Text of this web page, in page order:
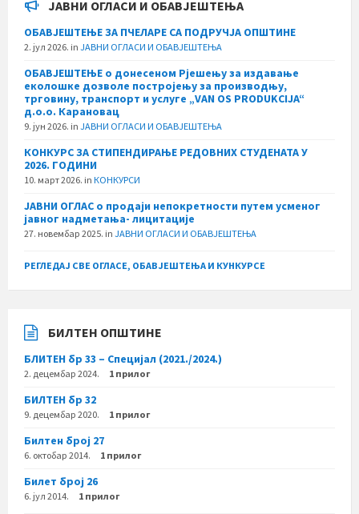
ЈАВНИ ОГЛАСИ И ОБАВЈЕШТЕЊА
ОБАВЈЕШТЕЊЕ ЗА ПЧЕЛАРЕ СА ПОДРУЧЈА ОПШТИНЕ
2. јул 2026. in ЈАВНИ ОГЛАСИ И ОБАВЈЕШТЕЊА
ОБАВЈЕШТЕЊЕ о донесеном Рјешењу за издавање
еколошке дозволе постројењу за производњу,
трговину, транспорт и услуге „VAN OS PRODUKCIJA“
д.о.о. Карановац
9. јун 2026. in ЈАВНИ ОГЛАСИ И ОБАВЈЕШТЕЊА
КОНКУРС ЗА СТИПЕНДИРАЊЕ РЕДОВНИХ СТУДЕНАТА У
2026. ГОДИНИ
10. март 2026. in КОНКУРСИ
ЈАВНИ ОГЛАС о продаји непокретности путем усменог
јавног надметања- лицитације
27. новембар 2025. in ЈАВНИ ОГЛАСИ И ОБАВЈЕШТЕЊА
РЕГЛЕДАЈ СВЕ ОГЛАСЕ, ОБАВЈЕШТЕЊА И КУНКУРСЕ
БИЛТЕН ОПШТИНЕ
БЛИТЕН бр 33 – Специјал (2021./2024.)
2. децембар 2024. 1 прилог
БИЛТЕН бр 32
9. децембар 2020. 1 прилог
Билтен број 27
6. октобар 2014. 1 прилог
Билет број 26
6. јул 2014. 1 прилог